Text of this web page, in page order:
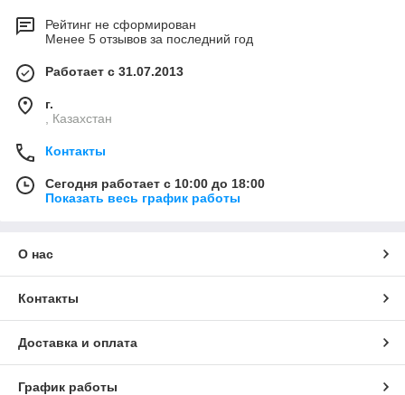
Рейтинг не сформирован
Менее 5 отзывов за последний год
Работает с 31.07.2013
г.
, Казахстан
Контакты
Сегодня работает с 10:00 до 18:00
Показать весь график работы
О нас
Контакты
Доставка и оплата
График работы